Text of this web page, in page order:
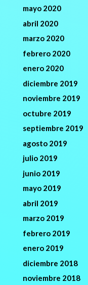
mayo 2020
abril 2020
marzo 2020
febrero 2020
enero 2020
diciembre 2019
noviembre 2019
octubre 2019
septiembre 2019
agosto 2019
julio 2019
junio 2019
mayo 2019
abril 2019
marzo 2019
febrero 2019
enero 2019
diciembre 2018
noviembre 2018